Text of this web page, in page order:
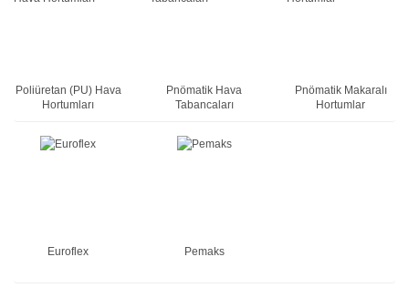
Poliüretan (PU) Hava
Hortumları
Pnömatik Hava
Tabancaları
Pnömatik Makaralı
Hortumlar
Euroflex Pemaks